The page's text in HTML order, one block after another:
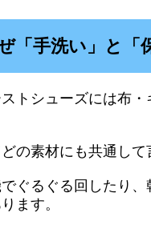
「手洗い」と「
トシューズには布
の素材にも共通して
ぐるぐる回したり
ます。